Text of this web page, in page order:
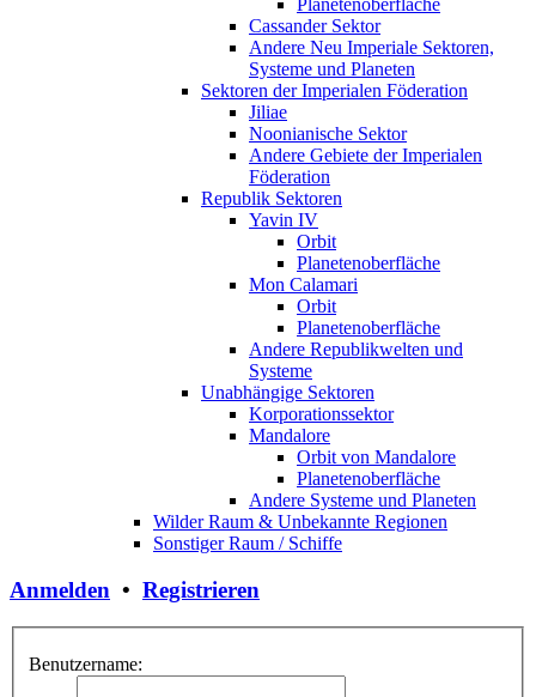
Planetenoberfläche
Cassander Sektor
Andere Neu Imperiale Sektoren,
Systeme und Planeten
Sektoren der Imperialen Föderation
Jiliae
Noonianische Sektor
Andere Gebiete der Imperialen
Föderation
Republik Sektoren
Yavin IV
Orbit
Planetenoberfläche
Mon Calamari
Orbit
Planetenoberfläche
Andere Republikwelten und
Systeme
Unabhängige Sektoren
Korporationssektor
Mandalore
Orbit von Mandalore
Planetenoberfläche
Andere Systeme und Planeten
Wilder Raum & Unbekannte Regionen
Sonstiger Raum / Schiffe
Anmelden • Registrieren
Benutzername: